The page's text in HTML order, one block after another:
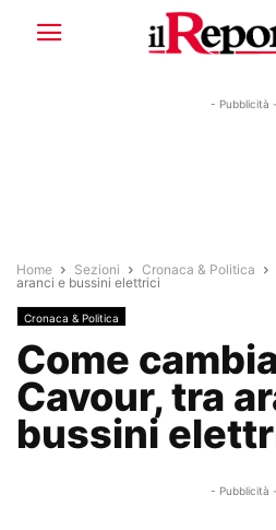
- Pubblicità -
Home Sezioni Cronaca & Politica
aranci e bussini elettrici
Cronaca & Politica
Come
Cavour, tra
bussini
- Pubblicità -